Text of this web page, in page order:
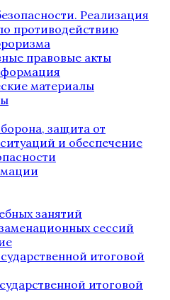
Реализация
противодействию
правовые акты
материалы
защита от
и обеспечение
занятий
сессий
итоговой
итоговой